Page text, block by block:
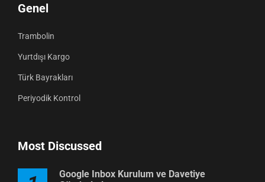
Genel
Trambolin
Yurtdışı Kargo
Türk Bayrakları
Periyodik Kontrol
Most Discussed
Google Inbox Kurulum ve Davetiye